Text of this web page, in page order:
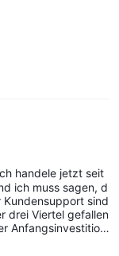
handele jetzt seit
ich muss sagen, d
sind
drei Viertel gefallen
Anfangsinvestition
Plattform, der